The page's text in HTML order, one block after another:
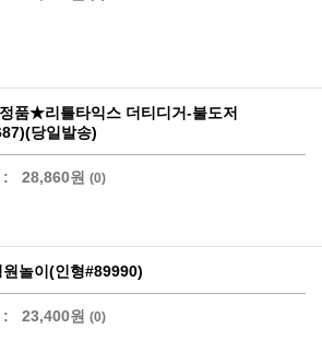
품★리틀타익스 더티디거-불도저
당일발송)
: 28,860원 (0)
원놀이(인형#89990)
: 23,400원 (0)